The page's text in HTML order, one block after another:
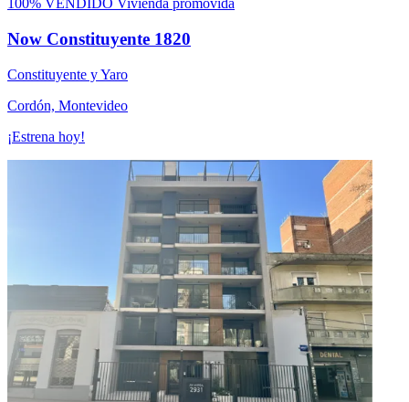
100% VENDIDO Vivienda promovida
Now Constituyente 1820
Constituyente y Yaro
Cordón, Montevideo
¡Estrena hoy!